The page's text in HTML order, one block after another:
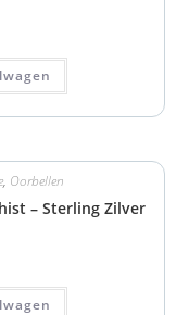
, Oorbellen
– Sterling Zilver